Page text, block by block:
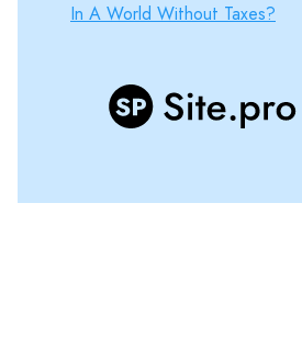
In A World Without Taxes?